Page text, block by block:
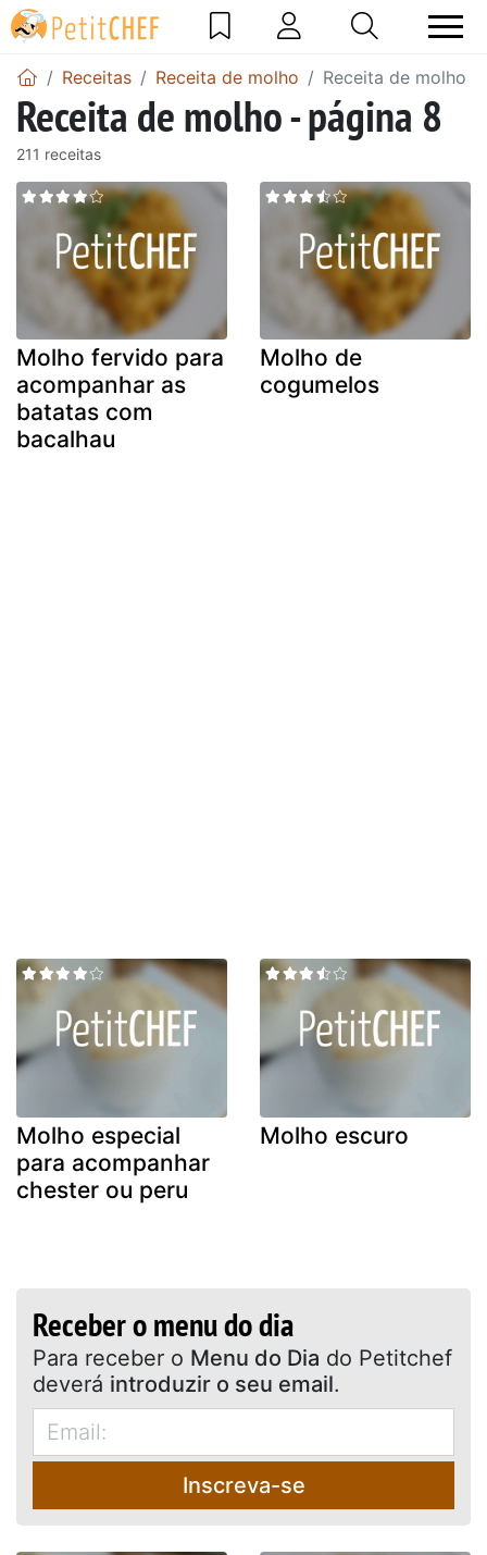
Receitas Receita de molho Receita de molho -
Receita de molho - página 8
211 receitas
Molho fervido para
acompanhar as
batatas com
bacalhau
Molho de
cogumelos
Molho especial
para acompanhar
chester ou peru
Molho escuro
Receber o menu do dia
Para receber o Menu do Dia do Petitchef
deverá introduzir o seu email.
Inscreva-se